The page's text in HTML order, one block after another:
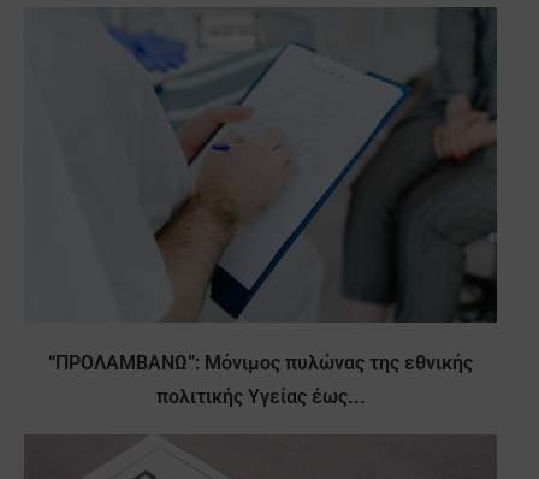
“ΠΡΟΛΑΜΒΑΝΩ”: Μόνιμος πυλώνας της εθνικής
πολιτικής Υγείας έως...